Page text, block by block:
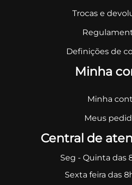
Trocas e
Definições de
Minha
Minha
Meus
Central de
Seg - Quinta das
Sexta feira das